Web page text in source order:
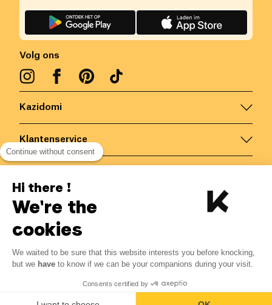
3.75€ 3.19€ - 15% ?
Bespaar 0.56 € met K+
Toevoegen aan mandje
Kazidomi
Klantenservice
Volg ons
België/ NL
Alle rechten voorbehouden
Continue without consent
Hi there !
We're the
cookies
We waited to be sure that this website interests you before knocking,
but we have to know if we can be your companions during your visit.
Consents certified by